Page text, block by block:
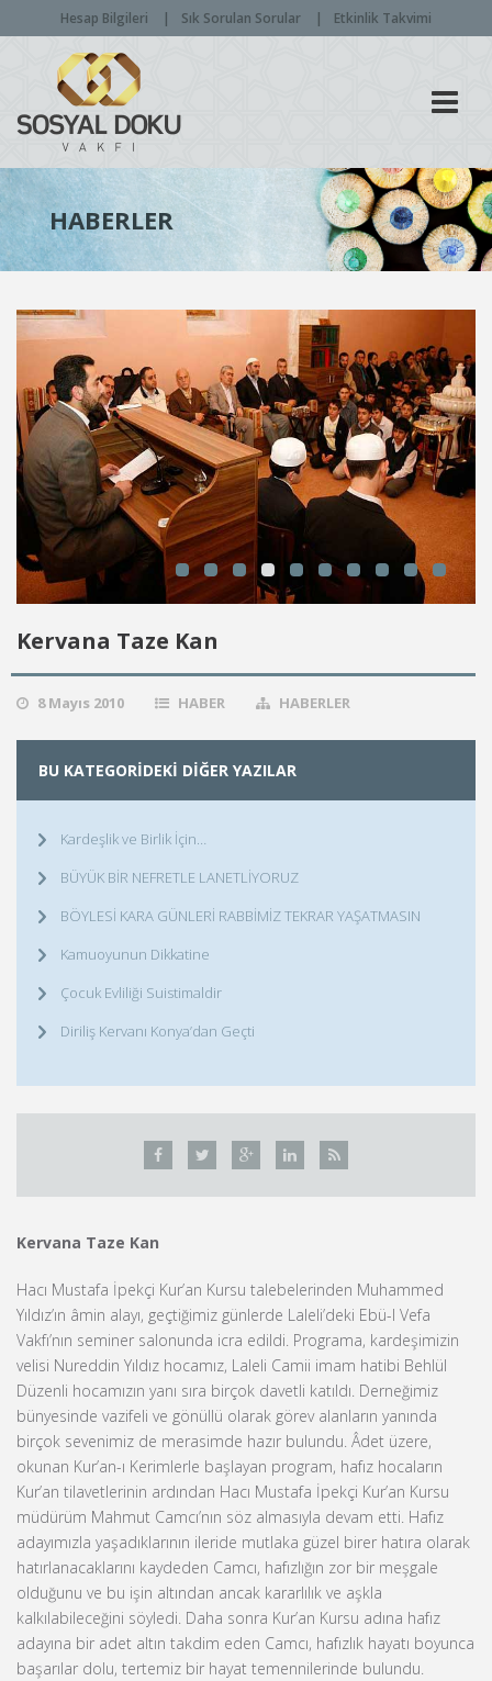
Hesap Bilgileri Sık Sorulan Sorular Etkinlik Takvimi
HABERLER
Kervana Taze Kan
8 Mayıs 2010 HABER HABERLER
BU KATEGORIDEKI DIĞER YAZILAR
Kardeşlik ve Birlik İçin…
BÜYÜK BİR NEFRETLE LANETLİYORUZ
BÖYLESİ KARA GÜNLERİ RABBİMİZ TEKRAR YAŞATMASIN
Kamuoyunun Dikkatine
Çocuk Evliliği Suistimaldir
Diriliş Kervanı Konya’dan Geçti
Kervana Taze Kan
Hacı Mustafa İpekçi Kur’an Kursu talebelerinden Muhammed
Yıldız’ın âmin alayı, geçtiğimiz günlerde Laleli’deki Ebü-l Vefa
Vakfı’nın seminer salonunda icra edildi. Programa, kardeşimizin
velisi Nureddin Yıldız hocamız, Laleli Camii imam hatibi Behlül
Düzenli hocamızın yanı sıra birçok davetli katıldı. Derneğimiz
bünyesinde vazifeli ve gönüllü olarak görev alanların yanında
birçok sevenimiz de merasimde hazır bulundu. Âdet üzere,
okunan Kur’an-ı Kerimlerle başlayan program, hafız hocaların
Kur’an tilavetlerinin ardından Hacı Mustafa İpekçi Kur’an Kursu
müdürüm Mahmut Camcı’nın söz almasıyla devam etti. Hafız
adayımızla yaşadıklarının ileride mutlaka güzel birer hatıra olarak
hatırlanacaklarını kaydeden Camcı, hafızlığın zor bir meşgale
olduğunu ve bu işin altından ancak kararlılık ve aşkla
kalkılabileceğini söyledi. Daha sonra Kur’an Kursu adına hafız
adayına bir adet altın takdim eden Camcı, hafızlık hayatı boyunca
başarılar dolu, tertemiz bir hayat temennilerinde bulundu.